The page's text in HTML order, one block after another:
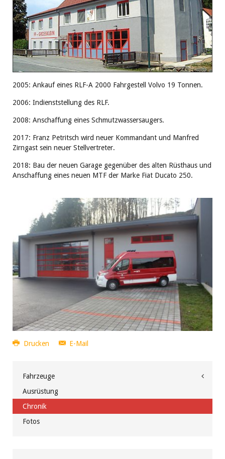
2005: Ankauf eines RLF-A 2000 Fahrgestell Volvo 19 Tonnen.
2006: Indienststellung des RLF.
2008: Anschaffung eines Schmutzwassersaugers.
2017: Franz Petritsch wird neuer Kommandant und Manfred
Zirngast sein neuer Stellvertreter.
2018: Bau der neuen Garage gegenüber des alten Rüsthaus und
Anschaffung eines neuen MTF der Marke Fiat Ducato 250.
Drucken E-Mail
Fahrzeuge
Ausrüstung
Chronik
Fotos